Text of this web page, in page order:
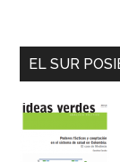
EL SUR